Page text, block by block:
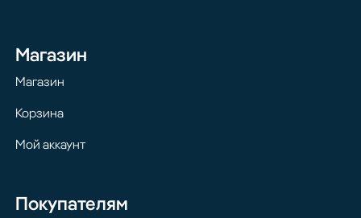
Магазин
Магазин
Корзина
Мой аккаунт
Покупателям